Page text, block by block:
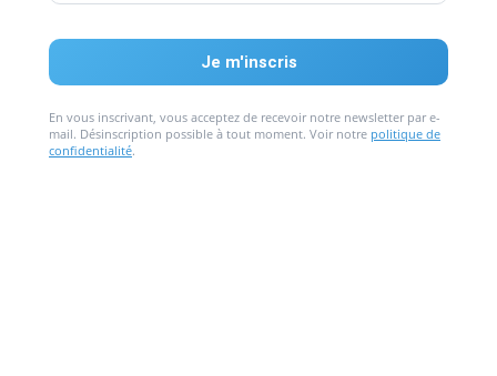
En vous inscrivant, vous acceptez de recevoir notre newsletter par e-
mail. Désinscription possible à tout moment. Voir notre politique de
confidentialité.